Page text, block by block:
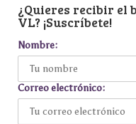
¿Quieres recibir el
VL? ¡Suscríbete!
Nombre:
Correo electrónico: